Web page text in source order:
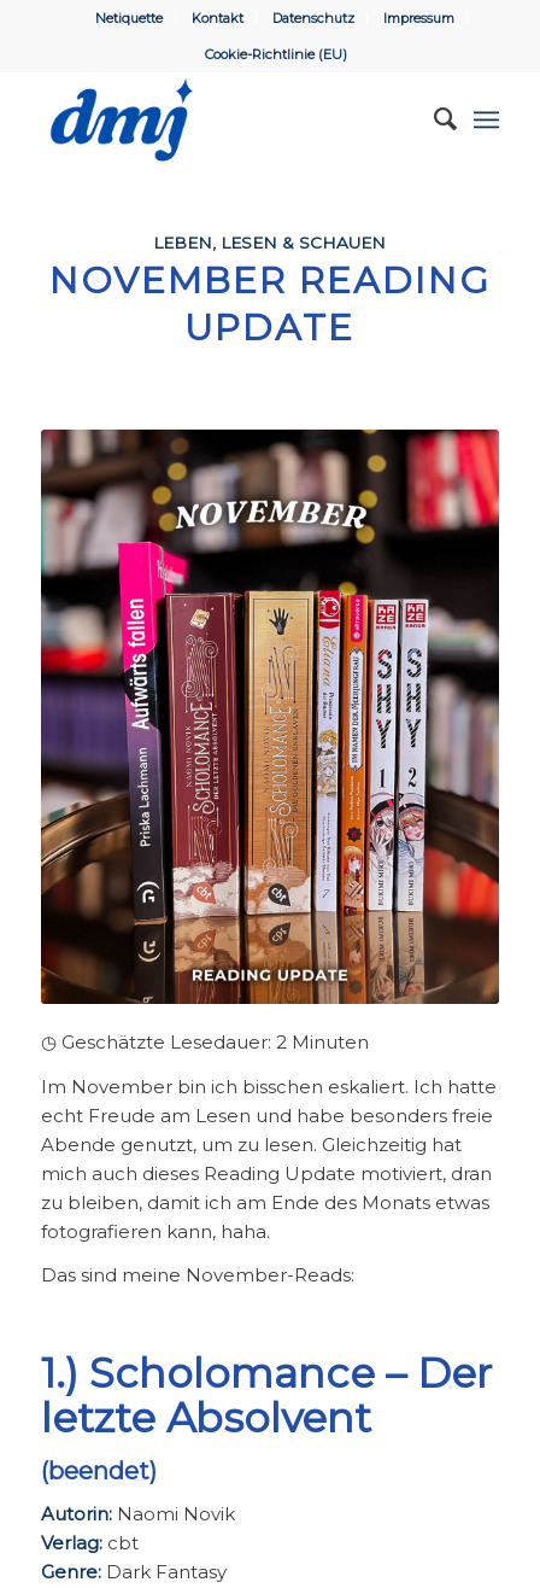
Netiquette Kontakt Datenschutz Impressum
Cookie-Richtlinie (EU)
LEBEN, LESEN & SCHAUEN
NOVEMBER READING
UPDATE
◷ Geschätzte Lesedauer: 2 Minuten
Im November bin ich bisschen eskaliert. Ich hatte
echt Freude am Lesen und habe besonders freie
Abende genutzt, um zu lesen. Gleichzeitig hat
mich auch dieses Reading Update motiviert, dran
zu bleiben, damit ich am Ende des Monats etwas
fotografieren kann, haha.
Das sind meine November-Reads:
1.) Scholomance – Der
letzte Absolvent
(beendet)
Autorin:Naomi Novik
Verlag:cbt
Genre:Dark Fantasy